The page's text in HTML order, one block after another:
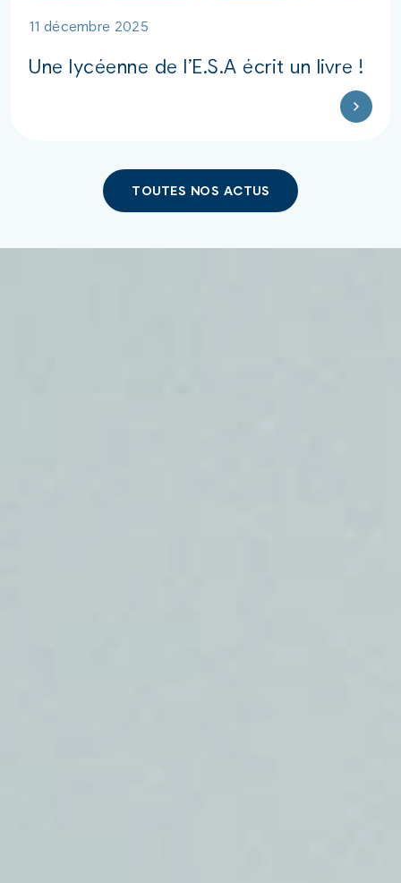
11 décembre 2025
Une lycéenne de l’E.S.A écrit un livre !
TOUTES NOS ACTUS